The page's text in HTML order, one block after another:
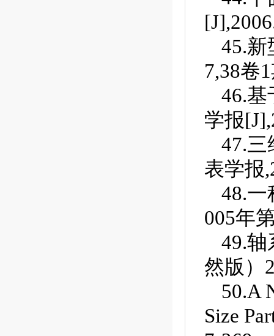
45.
7,38卷
46.
学报
47.
表学报
48.
005年
49.
然版）
50.A
Size